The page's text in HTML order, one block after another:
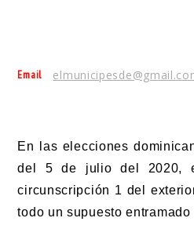
Email
En las elecciones
del 5 de julio del 2020,
circunscripción 1 del
todo un supuesto